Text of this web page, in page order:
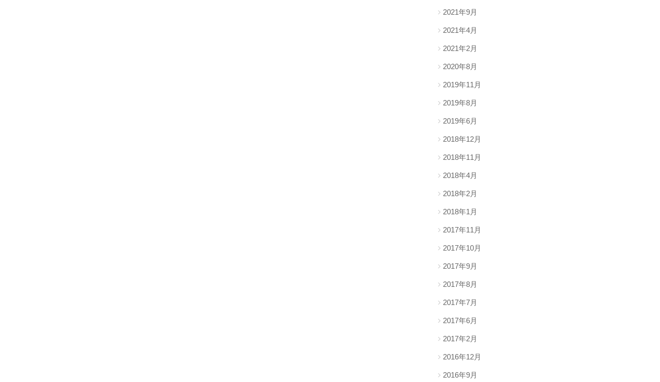
2021年9月
2021年4月
2021年2月
2020年8月
2019年11月
2019年8月
2019年6月
2018年12月
2018年11月
2018年4月
2018年2月
2018年1月
2017年11月
2017年10月
2017年9月
2017年8月
2017年7月
2017年6月
2017年2月
2016年12月
2016年9月